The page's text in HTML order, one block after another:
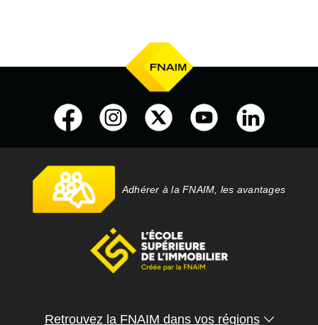
Adhérer à la FNAIM, les avantages
Retrouvez la FNAIM dans vos régions